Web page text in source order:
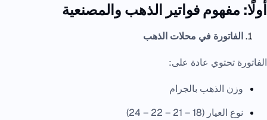
أولًا: مفهوم فواتير الذهب والمصنعية
الفاتورة في محلات الذهب
الفاتورة تحتوي عادة على:
وزن الذهب بالجرام
نوع العيار (18 – 21 – 22 – 24)